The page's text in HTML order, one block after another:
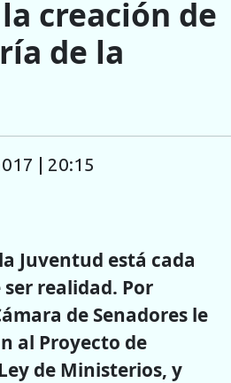
creación de
de la
| 20:15
Juventud está cada
ser realidad. Por
de Senadores le
al Proyecto de
de Ministerios, y